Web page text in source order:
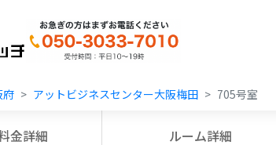
MICE Platform
府 アットビジネスセンター大阪梅田 705号室
金詳細 ルーム詳細